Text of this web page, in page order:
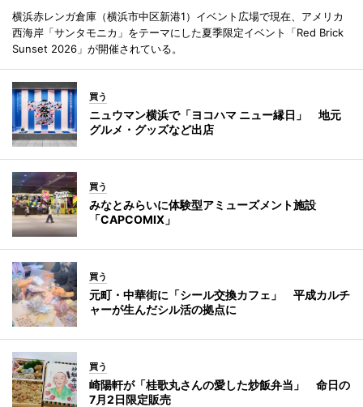
横浜赤レンガ倉庫（横浜市中区新港1）イベント広場で現在、アメリカ
西海岸「サンタモニカ」をテーマにした夏季限定イベント「Red Brick
Sunset 2026」が開催されている。
買う
ニュウマン横浜で「ヨコハマ ニュー縁日」 地元
グルメ・グッズなど出店
買う
みなとみらいに体験型アミューズメント施設
「CAPCOMIX」
買う
元町・中華街に「シール交換カフェ」 平成カルチ
ャーが生んだシル活の拠点に
買う
崎陽軒が「桂歌丸さんの愛した炒飯弁当」 命日の
7月2日限定販売